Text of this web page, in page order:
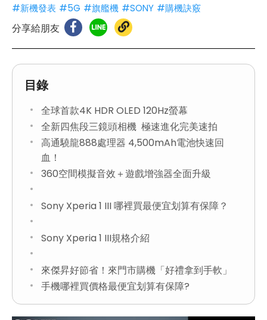
#新機發表 #5G #旗艦機 #SONY #購機訣竅
分享給朋友
目錄
全球首款4K HDR OLED 120Hz螢幕
全新四焦段三鏡頭相機 極速進化完美速拍
高通驍龍888處理器 4,500mAh電池快速回
血！
360空間模擬音效＋遊戲增強器全面升級
Sony Xperia 1 III 哪裡買最便宜划算有保障？
Sony Xperia 1 III規格介紹
來傑昇好節省！來門市購機「好禮拿到手軟」
手機哪裡買價格最便宜划算有保障?